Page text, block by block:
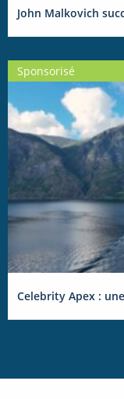
John Malkovich
Sponsorisé
Celebrity Apex :